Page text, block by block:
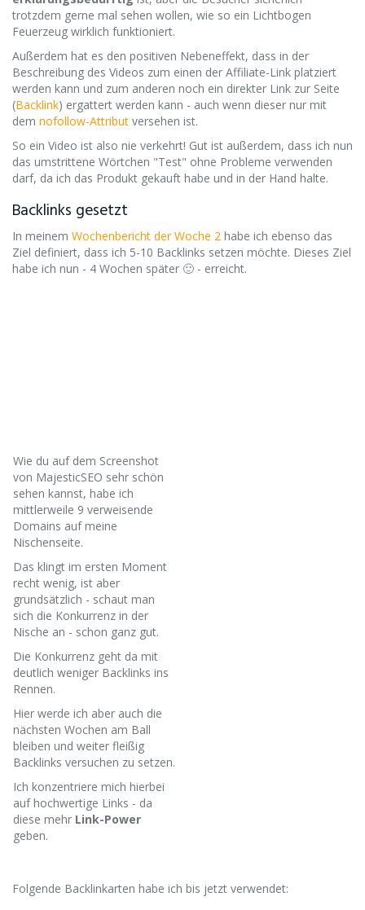
trotzdem gerne mal sehen wollen, wie so ein Lichtbogen
Feuerzeug wirklich funktioniert.
Außerdem hat es den positiven ​Nebeneffekt, dass in der
Beschreibung des Videos zum einen der Affiliate-Link platziert
werden kann und zum anderen noch ein direkter Link zur Seite
(Backlink) ergattert werden kann - auch wenn dieser nur mit
dem nofollow -Attribut versehen ist.
So ein Video ist also nie verkehrt! Gut ist außerdem, dass ich nun
das umstrittene Wörtchen "Test" ohne Probleme verwenden
darf, da ich das Produkt gekauft habe und in der Hand halte.
Backlinks gesetzt
In meinem Wochenbericht der Woche 2 habe ich ebenso das
Ziel definiert, dass ich 5-10 Backlinks setzen möchte. Dieses Ziel
habe ich nun - 4 Wochen später 🙂 - erreicht.
Wie du auf dem Screenshot
von MajesticSEO sehr schön
sehen kannst, habe ich
mittlerweile 9 verweisende
Domains auf meine
Nischenseite.
Das klingt im ersten Moment
recht wenig, ist aber
grundsätzlich - schaut man
sich die Konkurrenz in der
Nische an - schon ganz gut.
Die Konkurrenz geht da mit
deutlich weniger Backlinks ins
Rennen.
Hier werde ich aber auch die
nächsten Wochen am Ball
bleiben und weiter fleißig
Backlinks versuchen zu setzen.
Ich konzentriere mich hierbei
auf hochwertige Links - da
diese mehr Link-Power
geben.
Folgende Backlinkarten habe ich bis jetzt verwendet: